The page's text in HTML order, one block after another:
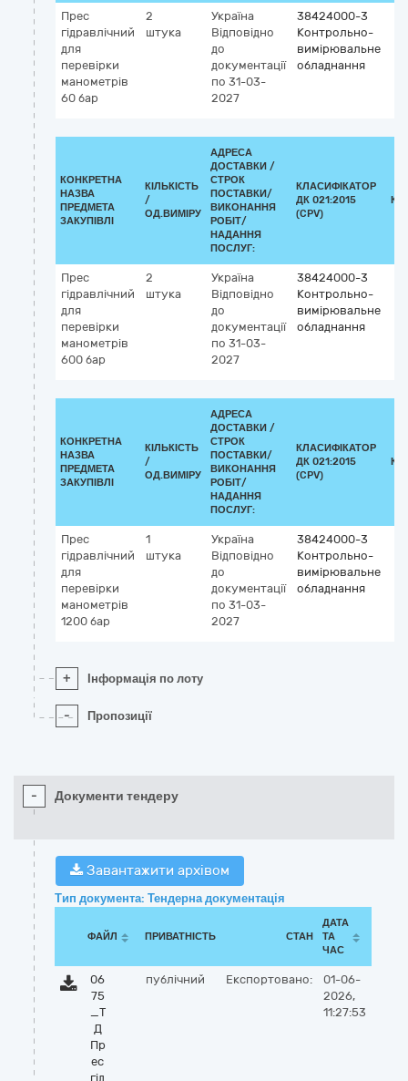
Прес
гідравлічний
для
перевірки
манометрів
60 бар
2
штука
Україна
Відповідно
до
документації
по 31-03-
2027
38424000-3
Контрольно-
вимірювальне
обладнання
КОНКРЕТНА
НАЗВА
ПРЕДМЕТА
ЗАКУПІВЛІ
КІЛЬКІСТЬ
/
ОД.ВИМІРУ
АДРЕСА
ДОСТАВКИ /
СТРОК
ПОСТАВКИ/
ВИКОНАННЯ
РОБІТ/
НАДАННЯ
ПОСЛУГ:
КЛАСИФІКАТОР
ДК 021:2015
(CPV)
Прес
гідравлічний
для
перевірки
манометрів
600 бар
2
штука
Україна
Відповідно
до
документації
по 31-03-
2027
38424000-3
Контрольно-
вимірювальне
обладнання
КОНКРЕТНА
НАЗВА
ПРЕДМЕТА
ЗАКУПІВЛІ
КІЛЬКІСТЬ
/
ОД.ВИМІРУ
АДРЕСА
ДОСТАВКИ /
СТРОК
ПОСТАВКИ/
ВИКОНАННЯ
РОБІТ/
НАДАННЯ
ПОСЛУГ:
КЛАСИФІКАТОР
ДК 021:2015
(CPV)
Прес
гідравлічний
для
перевірки
манометрів
1200 бар
1
штука
Україна
Відповідно
до
документації
по 31-03-
2027
38424000-3
Контрольно-
вимірювальне
обладнання
+ Інформація по лоту
- Пропозиції
- Документи тендеру
Завантажити архівом
Тип документа: Тендерна документація
ФАЙЛ ПРИВАТНІСТЬ СТАН
ДАТА
ТА
ЧАС
06
75
_Т
Д
Пр
ес
гід
публічний Експортовано:
01-06-
2026,
11:27:53